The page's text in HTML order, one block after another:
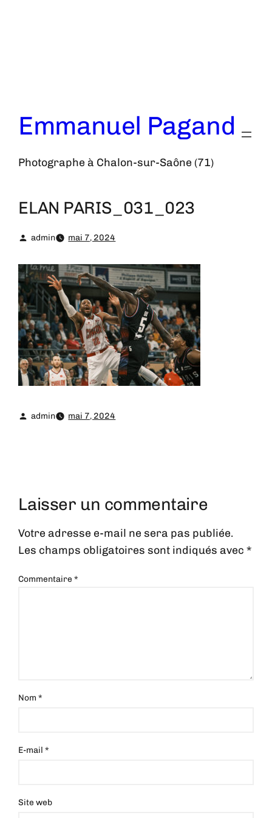
Emmanuel Pagand
Photographe à Chalon-sur-Saône (71)
ELAN PARIS_031_023
admin mai 7, 2024
admin mai 7, 2024
Laisser un commentaire
Votre adresse e-mail ne sera pas publiée.
Les champs obligatoires sont indiqués avec*
Commentaire*
Nom*
E-mail*
Site web